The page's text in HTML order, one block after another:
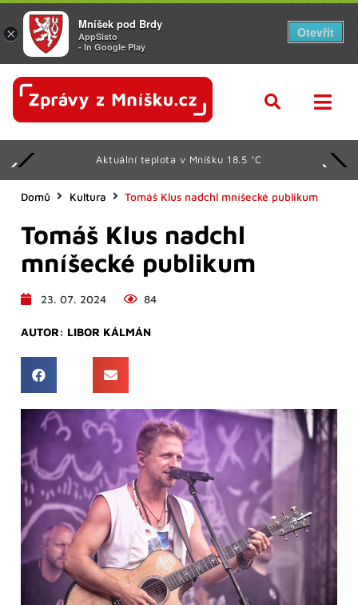
Aktuální teplota v Mníšku 18.5 °C
Domů Kultura Tomáš Klus nadchl mníšecké publikum
Tomáš Klus nadchl
mníšecké publikum
23. 07. 2024 84
AUTOR: LIBOR KÁLMÁN
×
Mníšek pod Brdy
AppSisto
- In Google Play
Otevřít